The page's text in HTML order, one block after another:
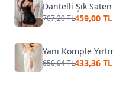
707,20 TL459,00 TL
650,04 TL433,36 TL